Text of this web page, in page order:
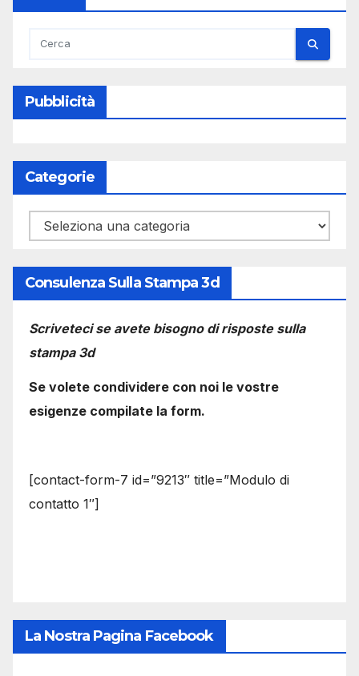
Pubblicità
Categorie
Categorie
Consulenza Sulla Stampa 3d
Scriveteci se avete bisogno di risposte sulla
stampa 3d
Se volete condividere con noi le vostre
esigenze compilate la form.
[contact-form-7 id=”9213″ title=”Modulo di
contatto 1″]
La Nostra Pagina Facebook